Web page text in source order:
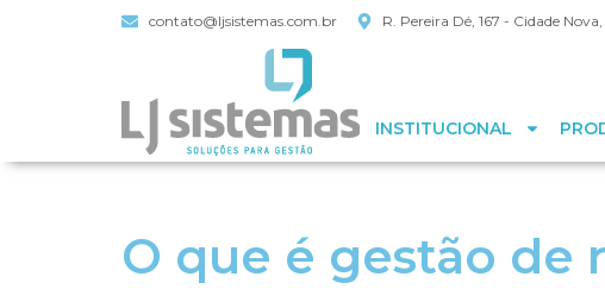
contato@ljsistemas.com.br R. Pereira Dé, 167 - Cidade
INSTITUCIONAL
O que é gestão de